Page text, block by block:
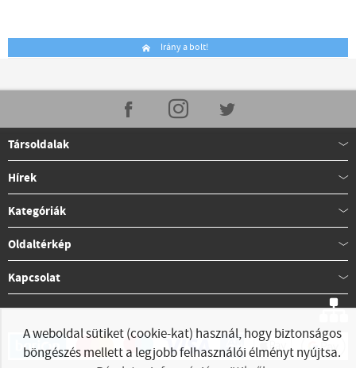
Irány a bolt!
Társoldalak
Hírek
Kategóriák
Oldaltérkép
Kapcsolat
A weboldal sütiket (cookie-kat) használ, hogy biztonságos
böngészés mellett a legjobb felhasználói élményt nyújtsa.